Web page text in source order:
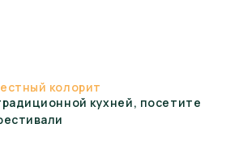
колорит
кухней, посетите